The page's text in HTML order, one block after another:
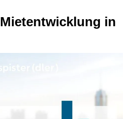
Mietentwicklung in